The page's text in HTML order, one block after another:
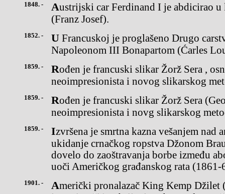
1848. - Austrijski car Ferdinand I je abdicirao u korist Franca Jozefa I
(Franz Josef).
1852. - U Francuskoj je proglašeno Drugo carstvo s carem Šarlom Lujem
Napoleonom III Bonapartom (Ćarles
1859. - Rođen je francuski slikar Žorž Sera , osnivač škole
neoimpresionista i novog slikarskog
1859. - Rođen je francuski slikar Žorž Sera (Georges Seurat), osnivač škole
neoimpresionista i novg slikarskog
1859. - Izvršena je smrtna kazna vešanjem nad američkim borcem za
ukidanje crnačkog ropstva Džonom
dovelo do zaoštravanja borbe između
uoči Američkog građanskog rata (1861-
1901. - Američki pronalazač King Kemp Džilet (Camp Gillette) patentirao